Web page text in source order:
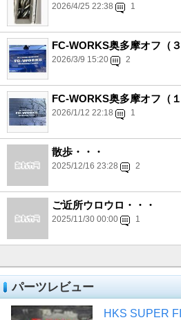
2026/4/25 22:38 1
FC-WORKS奥多摩オフ（３
2026/3/9 15:20 2
FC-WORKS奥多摩オフ（１
2026/1/12 22:18 1
散歩・・・
2025/12/16 23:28 2
ご近所ウロウロ・・・
2025/11/30 00:00 1
パーツレビュー
HKS SUPER